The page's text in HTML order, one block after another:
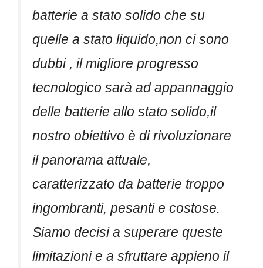
batterie a stato solido che su
quelle a stato liquido,non ci sono
dubbi , il migliore progresso
tecnologico sarà ad appannaggio
delle batterie allo stato solido,il
nostro obiettivo è di rivoluzionare
il panorama attuale,
caratterizzato da batterie troppo
ingombranti, pesanti e costose.
Siamo decisi a superare queste
limitazioni e a sfruttare appieno il